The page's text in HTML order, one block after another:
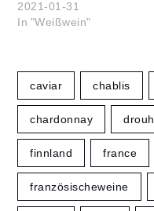
2021-01-31
In "Weißwein"
caviar chablis
chardonnay
finnland france
französischeweine